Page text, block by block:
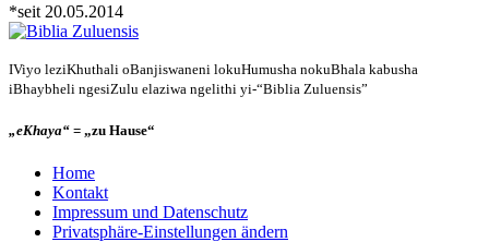
*seit 20.05.2014
IViyo leziKhuthali oBanjiswaneni lokuHumusha nokuBhala kabusha
iBhaybheli ngesiZulu elaziwa ngelithi yi-“Biblia Zuluensis”
„eKhaya“ = „zu Hause“
Home
Kontakt
Impressum und Datenschutz
Privatsphäre-Einstellungen ändern